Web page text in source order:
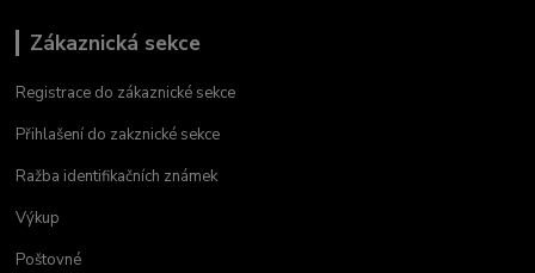
Zákaznická sekce
Registrace do zákaznické sekce
Přihlašení do zakznické sekce
Ražba identifikačních známek
Výkup
Poštovné